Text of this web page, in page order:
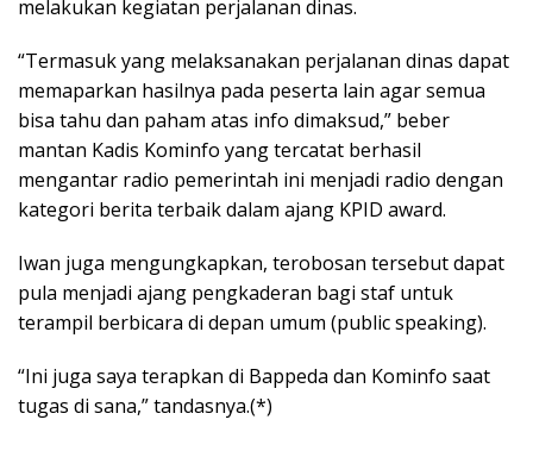
melakukan kegiatan perjalanan dinas.
“Termasuk yang melaksanakan perjalanan dinas dapat
memaparkan hasilnya pada peserta lain agar semua
bisa tahu dan paham atas info dimaksud,” beber
mantan Kadis Kominfo yang tercatat berhasil
mengantar radio pemerintah ini menjadi radio dengan
kategori berita terbaik dalam ajang KPID award.
Iwan juga mengungkapkan, terobosan tersebut dapat
pula menjadi ajang pengkaderan bagi staf untuk
terampil berbicara di depan umum (public speaking).
“Ini juga saya terapkan di Bappeda dan Kominfo saat
tugas di sana,” tandasnya.(*)